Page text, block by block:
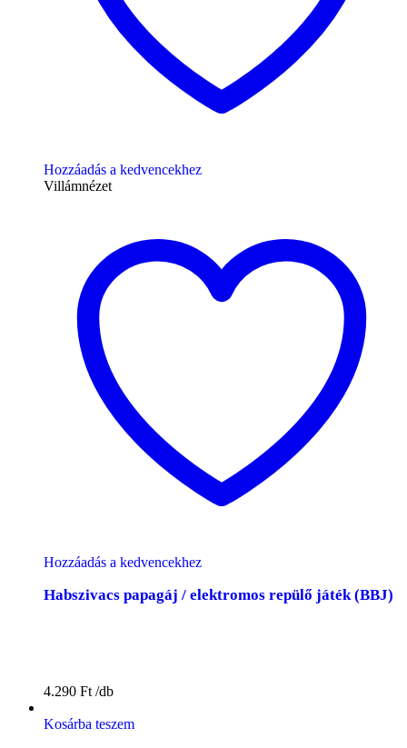
Hozzáadás a kedvencekhez
Villámnézet
Hozzáadás a kedvencekhez
Habszivacs papagáj / elektromos repülő játék (BBJ)
4.290 Ft
Kosárba teszem